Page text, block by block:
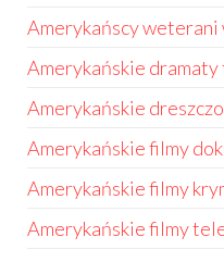
Amerykańscy
Amerykańskie dramaty
Amerykańskie
Amerykańskie filmy
Amerykańskie filmy
Amerykańskie filmy